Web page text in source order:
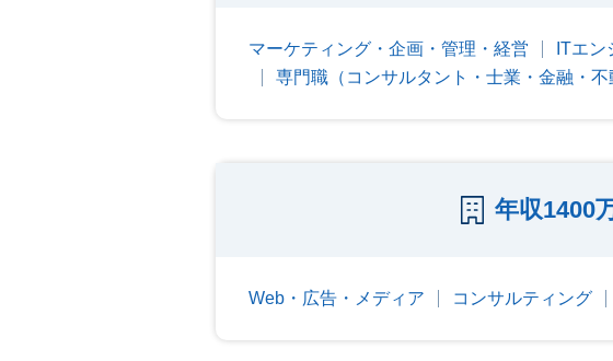
マーケティング・企画・管理・経営 ITエ
専門職（コンサルタント・士業・金融・不
年収1400
Web・広告・メディア コンサルティング